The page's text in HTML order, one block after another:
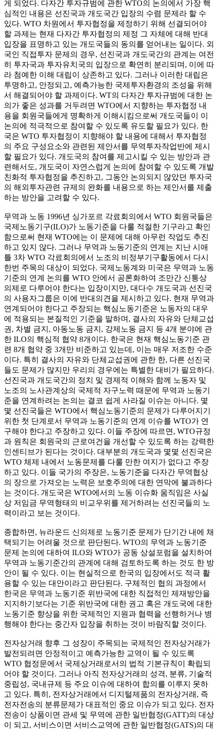
게 되었다. 다자간 투자규범에 관한 WTO의 논의에서 가장 핵
심적인 내용은 선진국과 개도국간 입장의 수렴 문제라 할 수
있다. WTO 차원에서 투자협정을 제정하기 위해 선결되어야
할 과제는 현재 다자간 투자협정의 제정 그 자체에 대해 반대
입장을 표명하고 있는 개도국들의 동의를 얻어내는 일이다. 외
국인 직접투자 문제의 경우, 선진국과 개도국간의 관계는 여전
히 투자국과 투자유치국의 입장으로 확연히 분리되며, 이에 따
라 첨예한 이해 대립이 상존하고 있다. 그러나 이러한 대립은
투명하고, 안정되고, 예측가능한 국제투자환경의 조성을 위해
서 해결되어야 할 과제이다. WT의 다자간 투자규범에 대한 논
의가 좋은 성과를 거두려면 WTO에서 지향하는 투자협정 내
용을 회원국들에게 명확하게 이해시킴으로써 개도국들이 이
논의에 적극적으로 참여할 수 있도록 유도할 필요가 있다. 한
국은 WTO 투자협정이 지향해야 할 내용에 대해서 투자협정
의 주요 구성요소와 관련된 제안서를 무역투자작업반에 제시
할 필요가 있다. 개도국의 참여를 제고시킬 수 있는 방안과 관
련해서도, 개도국이 자연스럽게 논의에 참여할 수 있도록 개발
친화적 투자협정을 추진하고, 그동안 논의되지 않았던 투자국
의 해외투자관련 규제의 완화를 내용으로 하는 제안서를 제출
하는 방안을 고려할 수 있다.
무역과 노동 1996년 싱가포르 각료회의에서 WTO 회원국들은
국제노동기구(ILO)가 노동기준을 다룰 적절한 기구라고 확인
함으로써 현재 WTO에는 이 문제에 대해 아무런 작업도 추진
하고 있지 않다. 그러나 무역과 노동기준의 연계는 지난 시애
틀 3차 WTO 각료회의에서 노조의 비정부기구활동에서 다시
한번 주목의 대상이 되었다. 국제노동계와 미국은 무역과 노동
기준의 연계 논의를 WTO 안에서 공론화하여 조만간 신통상
의제로 다루어야 한다는 입장이지만, 대다수 개도국과 선진국
의 사용자그룹은 이에 반대의견을 제시하고 있다. 현재 무역과
연계되어야 한다고 주장되는 핵심노동기준은 노동자의 대우
에 적용되는 본질적인 기준을 말하며, 결사의 자유와 단체교섭
권, 차별 금지, 아동노동 금지, 강제노동 금지 등 4개 분야에 관
한 ILO의 핵심적 협약 8개이다. 한국은 현재 핵심노동기준 관
련 8개 협약 중 3개만 비준하고 있는데, 이는 매우 저조한 수준
이다. 특히 결사의 자유와 단체교섭권에 관한 한, 다른 선진국
들도 문제가 많지만 우리의 경우에는 특별한 대비가 필요하다.
선진국과 개도국간의 정치 및 경제적 이해와 함께 노동자 및
노조의 노사관계상의 국제적 자구노력 때문에 무역과 노동기
준을 연계하려는 논의는 결코 쉽게 사라질 이슈는 아니다. 몇
몇 선진국들은 WTO에서 핵심노동기준의 문제가 다루어지기
위한 첫 단계로서 무역과 노동기준의 연계 이슈를 WTO가 연
구해야 한다고 주장하고 있다. 이들 주장에 따르면, WTO규정
과 원칙은 회원국의 근로여건을 개선할 수 있도록 하는 강력한
인센티브가 된다는 것이다. 대부분의 개도국과 몇몇 선진국은
WTO 체제 내에서 노동문제를 다룰 만한 여지가 없다고 주장
하고 있다. 이들 국가의 주장은, 노동기준을 다자간 무역협상
의 장으로 가져오는 노력은 보호주의에 대한 연막에 불과하다
는 것이다. 개도국은 WTO에서의 노동 이슈화 움직임은 사실
상 저임금 무역형태의 비교우위를 제거하려는 선진국들의 노
력이라고 보는 것이다.
종합하면, 뉴라운드 신의제로 노동기준 문제가 단기간 내에 채
택되기는 어려울 것으로 판단된다. WTO의 무역과 노동기준
문제 논의에 대하여 ILO와 WTO가 공동 상설포럼을 설치하여
무역과 노동기준간의 관계에 대해 검토하도록 하는 것도 한 방
안이 될 수 있다. 이는 현실적으로 한국의 입장에서도 적극 활
용할 수 있는 대안이라고 판단된다. 구체적인 협의 과정에서
한국은 무역과 노동기준 위반국에 대한 직접적인 제재방안을
지지하기보다는 기준 위반국에 대한 권고 혹은 개도국에 대한
노동기준 향상을 위한 국제적인 지원과 협력을 선행하거나 병
행해야 한다는 중간자 입장을 취하는 것이 바람직할 것이다.
전자상거래 향후 그 성장이 주목되는 국제적인 전자상거래가
발전되려면 안정적이고 예측가능한 교역이 될 수 있도록
WTO 협정문에서 국제상거래로서의 법적 기본규칙이 확립되
어야 할 것이다. 그러나 아직 전자상거래의 성격, 분류, 기술적
중립성, 국내규제 등 주요 이슈에 대하여 합의를 이루지 못하
고 있다. 특히, 전자상거래에서 디지털제품의 전자상거래, 즉
전자전송의 분류문제가 대표적인 중요 이슈가 되고 있다. 전자
전송이 상품이면 관세 및 무역에 관한 일반협정(GATT)의 대상
이 되고, 서비스이면 서비스교역에 관한 일반협정(GATS)의 대